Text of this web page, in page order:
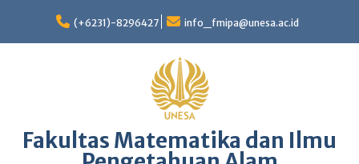
content
(+6231)-8296427 info_fmipa@unesa.ac.id
Fakultas Matematika dan Ilmu